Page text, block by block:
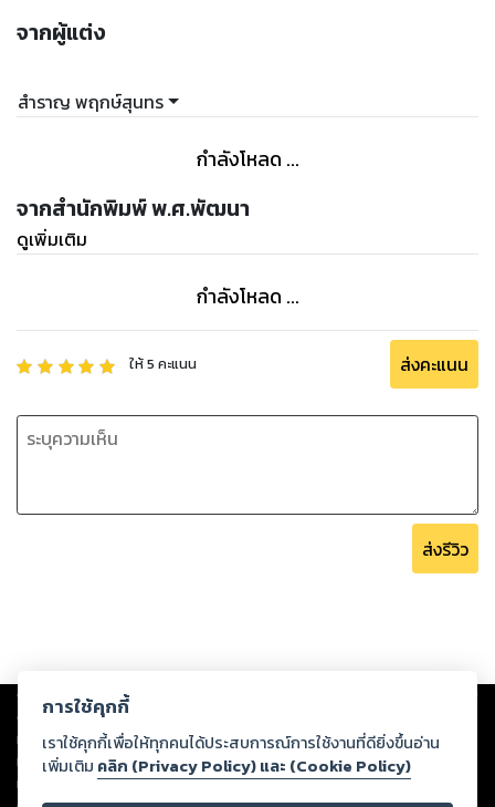
จากผู้แต่ง
สำราญ พฤกษ์สุนทร
กำลังโหลด ...
จากสำนักพิมพ์ พ.ศ.พัฒนา
ดูเพิ่มเติม
กำลังโหลด ...
ให้5 คะแนน ส่งคะแนน
ส่งรีวิว
Copyright © 2026
ต่อผลงานหรือเนื้อหาใดที่อัปโหลดผ่านเว็บไซต์และปรากฏว่าละเมิดสิทธิใน
ทรัพย์สินทางปัญญาของบุคคลอื่นหรือขัดต่อกฎหมายและศีลธรรม ดังนั้น ผู้อ่าน
ทุกท่านโปรดใช้วิจารณญาณในการกลั่นกรองด้วยตนเอง และหากท่านพบว่าส่วน
หนึ่งส่วนใดขัดต่อกฎหมายและศีลธรรม กรุณาแจ้งมายังบริษัท เพื่อทีมงานจะได้
การใช้คุกกี้
เราใช้คุกกี้เพื่อให้ทุกคนได้ประสบการณ์การใช้งานที่ดียิ่งขึ้นอ่าน
เพิ่มเติม คลิก (Privacy Policy) และ (Cookie Policy)